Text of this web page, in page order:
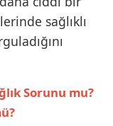
sağlıklı
Sorunu mu?